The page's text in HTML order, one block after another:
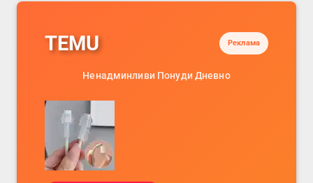
TEMU Реклама
Ненадминливи Понуди Дневно